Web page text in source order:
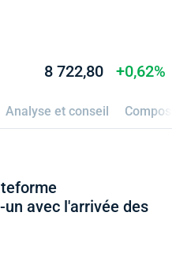
8 722,80 +0,62%
Analyse et conseil
avec l'arrivée des